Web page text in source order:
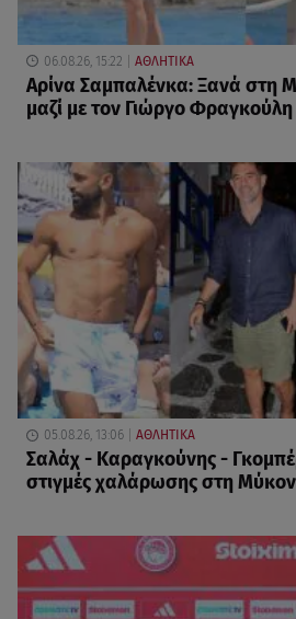
06.08.26, 15:22 ΑΘΛΗΤΙΚΑ
Αρίνα Σαμπαλένκα: Ξανά στη
μαζί με τον Γιώργο Φραγκούλη
05.08.26, 13:06 ΑΘΛΗΤΙΚΑ
Σαλάχ - Καραγκούνης -
στιγμές χαλάρωσης στη